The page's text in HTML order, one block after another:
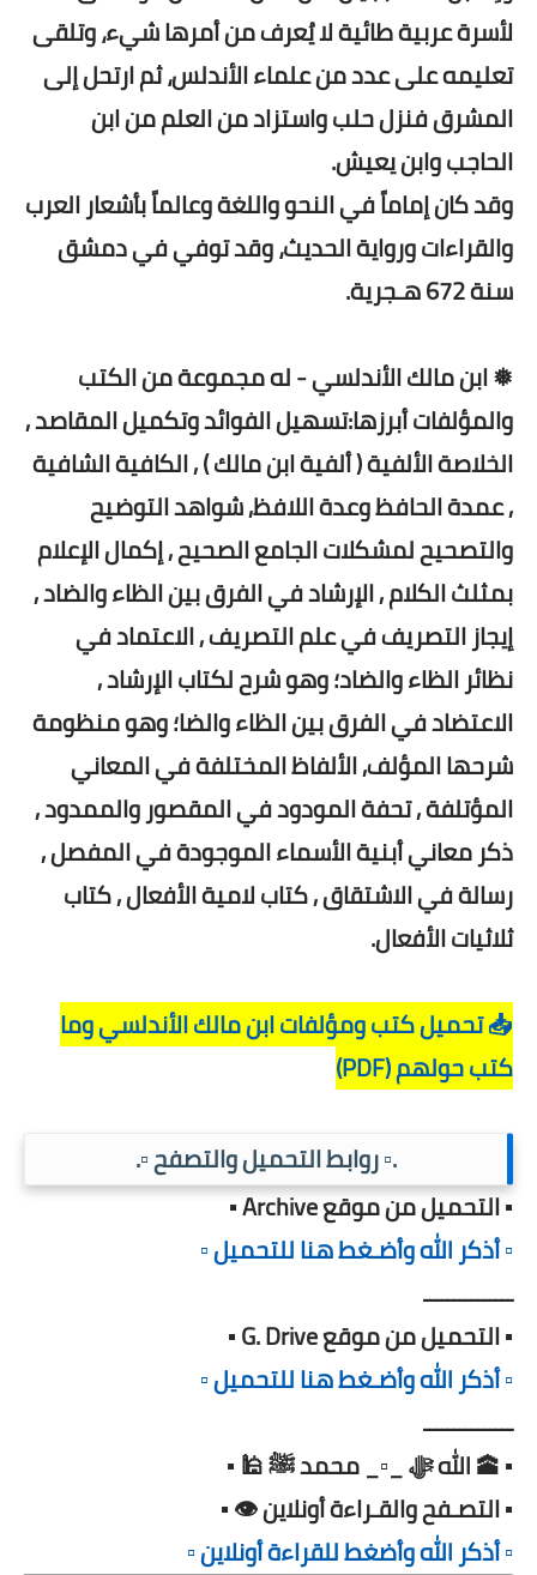
لأسرة عربية طائية لا يُعرف من أمرها شيء، وتلقى
تعليمه على عدد من علماء الأندلس، ثم ارتحل إلى
المشرق فنزل حلب واستزاد من العلم من ابن
الحاجب وابن يعيش.
وقد كان إماماً في النحو واللغة وعالماً بأشعار العرب
والقراءات ورواية الحديث، وقد توفي في دمشق
سنة 672 هـجرية.
❅ ابن مالك الأندلسي - له مجموعة من الكتب
والمؤلفات أبرزها:تسهيل الفوائد وتكميل المقاصد ,
الخلاصة الألفية ( ألفية ابن مالك ) , الكافية الشافية
, عمدة الحافظ وعدة اللافظ, شواهد التوضيح
والتصحيح لمشكلات الجامع الصحيح , إكمال الإعلام
بمثلث الكلام , الإرشاد في الفرق بين الظاء والضاد ,
إيجاز التصريف في علم التصريف , الاعتماد في
نظائر الظاء والضاد؛ وهو شرح لكتاب الإرشاد ,
الاعتضاد في الفرق بين الظاء والضا؛ وهو منظومة
شرحها المؤلف, الألفاظ المختلفة في المعاني
المؤتلفة , تحفة المودود في المقصور والممدود ,
ذكر معاني أبنية الأسماء الموجودة في المفصل ,
رسالة في الاشتقاق , كتاب لامية الأفعال , كتاب
ثلاثيات الأفعال.
📥 تحميل كتب ومؤلفات ابن مالك الأندلسي وما
كتب حولهم (PDF)
.▫️ روابط التحميل والتصفح ▫️.
▪️ التحميل من موقع Archive ▪️
▫️ أذكر الله وأضـغط هنا للتحميل ▫️
ـــــــــــــــ
▪️ التحميل من موقع G. Drive ▪️
▫️ أذكر الله وأضـغط هنا للتحميل ▫️
ـــــــــــــــ
▪️ 🕋 الله ﷻ _▫️_ محمد ﷺ 🕌 ▪️
▪️ التصـفح والقـراءة أونلاين 👁️ ▪️
▫️ أذكر الله وأضغط للقراءة أونلاين ▫️